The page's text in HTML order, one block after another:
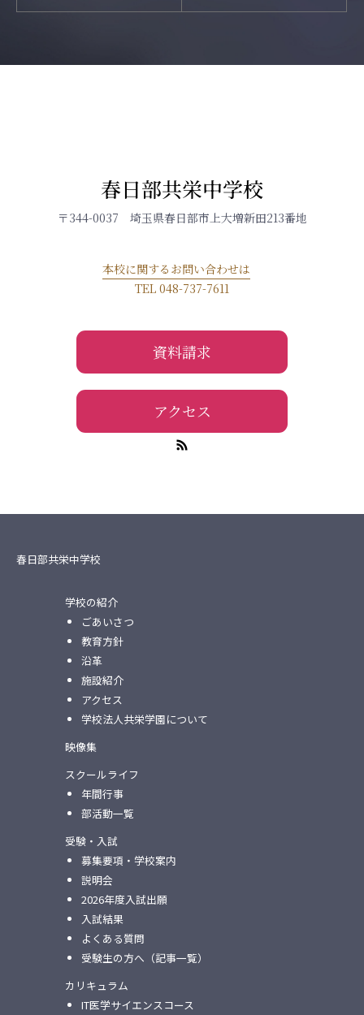
春日部共栄中学校
〒344-0037 埼玉県春日部市上大増新田213番地
本校に関するお問い合わせは
TEL 048-737-7611
資料請求
アクセス
春日部共栄中学校
学校の紹介
ごあいさつ
教育方針
沿革
施設紹介
アクセス
学校法人共栄学園について
映像集
スクールライフ
年間行事
部活動一覧
受験・入試
募集要項・学校案内
説明会
2026年度入試出願
入試結果
よくある質問
受験生の方へ（記事一覧）
カリキュラム
IT医学サイエンスコース